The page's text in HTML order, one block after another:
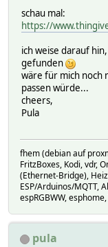
schau mal:
https://
ich weise darauf
gefunden
wäre für mich noch
passen würde...
cheers,
Pula
fhem (debian auf
FritzBoxes, Kodi, vdr,
(Ethernet-Bridge),
ESP/Arduinos/MQTT,
espRGBWW,
pula